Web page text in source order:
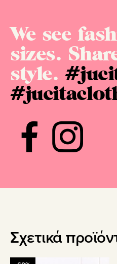
We see
sizes.
style.
Σχετικά